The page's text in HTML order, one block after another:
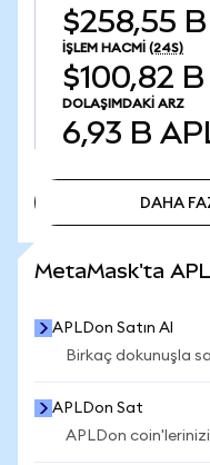
$258,55 B
İŞLEM HACMI (24S)
$100,82 B
DOLAŞIMDAKI ARZ
6,93 B
DAHA
MetaMask'ta
APLDon Satın Al
Birkaç dokunuşla
APLDon Sat
APLDon